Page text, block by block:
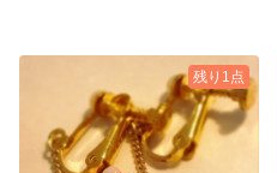
残り1点